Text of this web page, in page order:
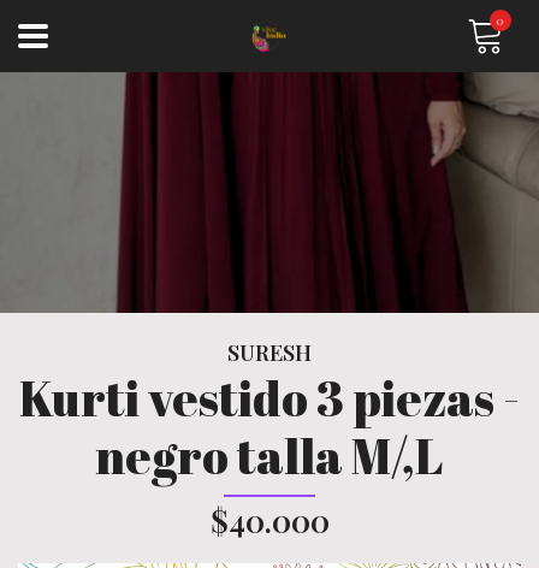
0
SURESH
Kurti vestido 3 piezas -
negro talla M/,L
$40.000